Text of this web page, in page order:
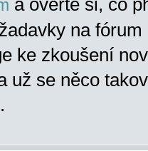
a ověřte si, co
na
ke zkoušení
už se něco